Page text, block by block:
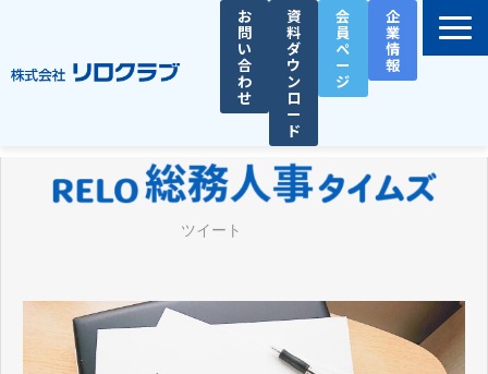
お
問
い
合
わ
せ
資
料
ダ
ウ
ン
ロ
ー
ド
会
員
ペ
ー
ジ
企
業
情
報
選ばれる理由
サービス一覧
お役立ち資料
セミナー
総務人事タイムズ
ツイート